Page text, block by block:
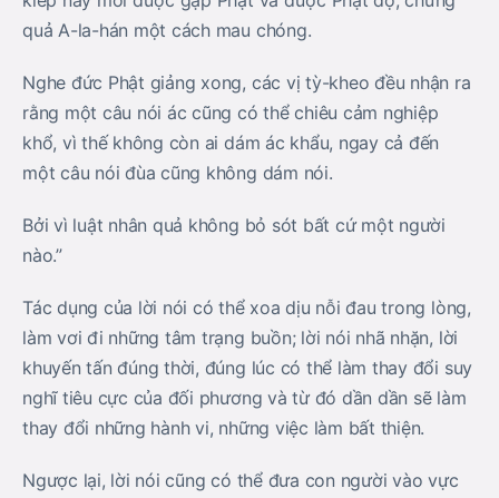
quả A-la-hán một cách mau chóng.
Nghe đức Phật giảng xong, các vị tỳ-kheo đều nhận ra
rằng một câu nói ác cũng có thể chiêu cảm nghiệp
khổ, vì thế không còn ai dám ác khẩu, ngay cả đến
một câu nói đùa cũng không dám nói.
Bởi vì luật nhân quả không bỏ sót bất cứ một người
nào.”
Tác dụng của lời nói có thể xoa dịu nỗi đau trong lòng,
làm vơi đi những tâm trạng buồn; lời nói nhã nhặn, lời
khuyến tấn đúng thời, đúng lúc có thể làm thay đổi suy
nghĩ tiêu cực của đối phương và từ đó dần dần sẽ làm
thay đổi những hành vi, những việc làm bất thiện.
Ngược lại, lời nói cũng có thể đưa con người vào vực